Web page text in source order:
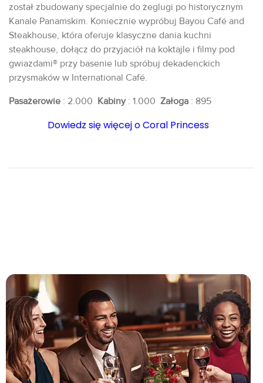
został zbudowany specjalnie do żeglugi po historycznym
Kanale Panamskim. Koniecznie wypróbuj Bayou Café and
Steakhouse, która oferuje klasyczne dania kuchni
steakhouse, dołącz do przyjaciół na koktajle i filmy pod
gwiazdami® przy basenie lub spróbuj dekadenckich
przysmaków w International Café.
Pasażerowie : 2.000 Kabiny: 1.000 Załoga : 895
Dowiedz się więcej o Coral Princess